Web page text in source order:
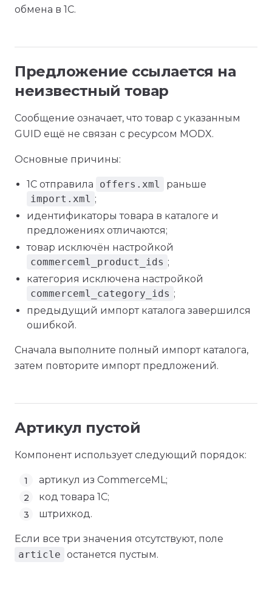
обмена в 1С.
Предложение ссылается на
неизвестный товар
Сообщение означает, что товар с указанным
GUID ещё не связан с ресурсом MODX.
Основные причины:
1С отправила offers.xml
раньше
import.xml ;
идентификаторы товара в каталоге и
предложениях отличаются;
товар исключён настройкой
commerceml_product_ids ;
категория исключена настройкой
commerceml_category_ids ;
предыдущий импорт каталога завершился
ошибкой.
Сначала выполните полный импорт каталога,
затем повторите импорт предложений.
Артикул пустой
Компонент использует следующий порядок:
артикул из CommerceML;
код товара 1С;
штрихкод.
Если все три значения отсутствуют, поле
article останется пустым.